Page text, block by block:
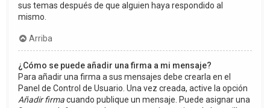
sus temas después de que alguien haya respondido al
mismo.
Arriba
¿Cómo se puede añadir una firma a mi mensaje?
Para añadir una firma a sus mensajes debe crearla en el
Panel de Control de Usuario. Una vez creada, active la opción
Añadir firmacuando publique un mensaje. Puede asignar una